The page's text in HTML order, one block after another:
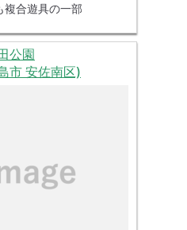
複合遊具の一部
公園
市 安佐南区)